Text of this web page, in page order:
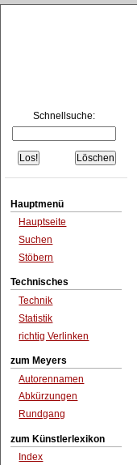
Schnellsuche:
Hauptmenü
Hauptseite
Suchen
Stöbern
Technisches
Technik
Statistik
richtig Verlinken
zum Meyers
Autorennamen
Abkürzungen
Rundgang
zum Künstlerlexikon
Index